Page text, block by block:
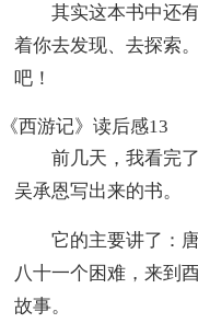
其实这本书中还
着你去发现、去探索
吧！
《西游记》读后感13
前几天，我看完
吴承恩写出来的书。
它的主要讲了：
八十一个困难，来到
故事。